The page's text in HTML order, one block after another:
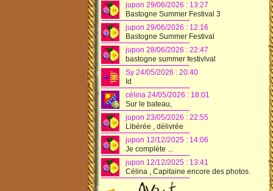
jupon 29/06/2026 : 13:27
Bastogne Summer Festival 3
jupon 29/06/2026 : 12:16
Bastogne Summer Festival
jupon 28/06/2026 : 22:47
bastogne summer festivlval
Sy 24/05/2026 : 20:40
Id
célina 24/05/2026 : 18:01
Sur le bateau,
jupon 23/05/2026 : 22:55
Libérée , délivrée
jupon 12/12/2025 : 14:06
Je complète ...
jupon 12/12/2025 : 13:41
Célina , Capitaine encore des photos.